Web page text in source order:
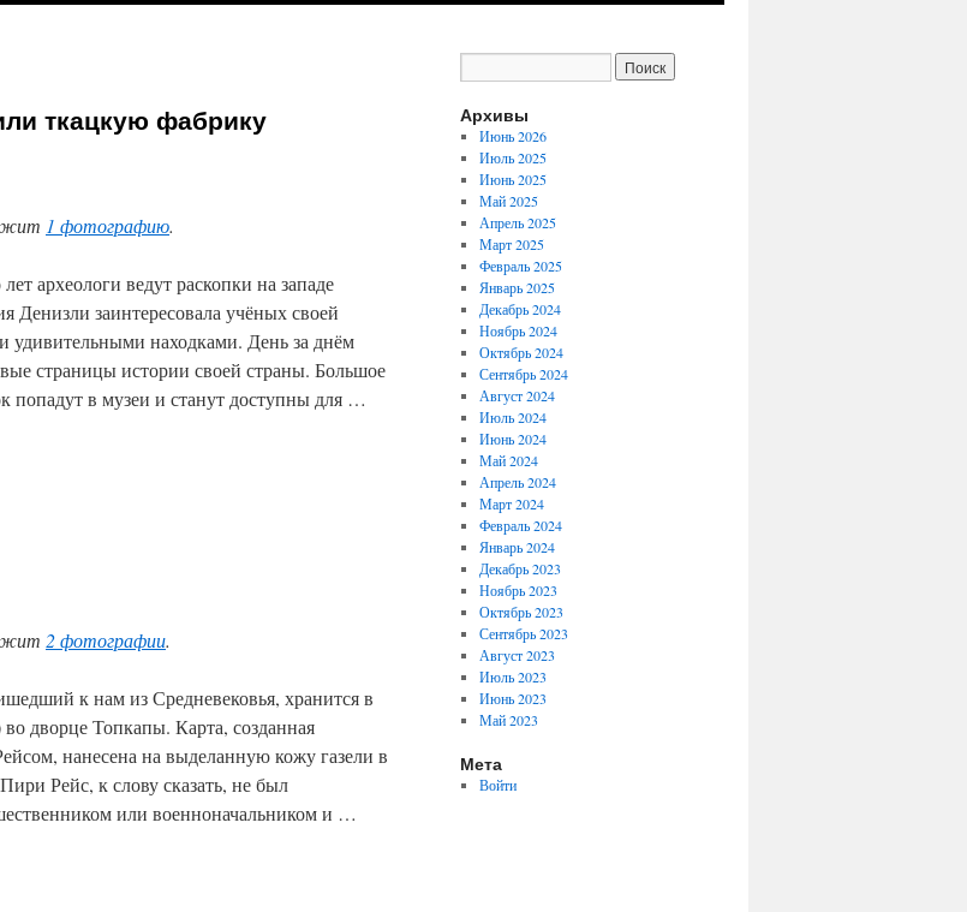
ткацкую фабрику
1 фотографию.
археологи ведут раскопки на западе
Денизли заинтересовала учёных своей
удивительными находками. День за днём
страницы истории своей страны. Большое
попадут в музеи и станут доступны для …
2 фотографии.
к нам из Средневековья, хранится в
дворце Топкапы. Карта, созданная
нанесена на выделанную кожу газели в
Рейс, к слову сказать, не был
или военноначальником и …
Архивы
Июнь 2026
Июль 2025
Июнь 2025
Май 2025
Апрель 2025
Март 2025
Февраль 2025
Январь 2025
Декабрь 2024
Ноябрь 2024
Октябрь 2024
Сентябрь 2024
Август 2024
Июль 2024
Июнь 2024
Май 2024
Апрель 2024
Март 2024
Февраль 2024
Январь 2024
Декабрь 2023
Ноябрь 2023
Октябрь 2023
Сентябрь 2023
Август 2023
Июль 2023
Июнь 2023
Май 2023
Мета
Войти